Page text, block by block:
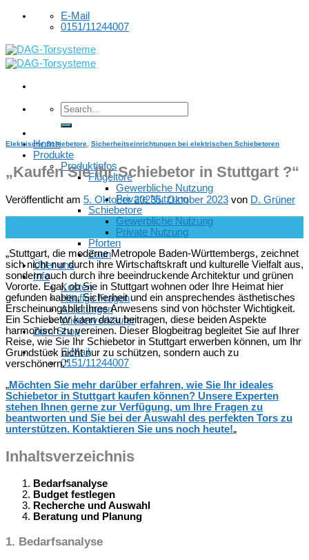
Skip
E-Mail
0151/11244007
Home
Produkte
Produktinfos
Flügeltore
Gewerbliche Nutzung
Private Nutzung
Schiebetore
Gewerbliche Nutzung
Private Nutzung
Pforten
Zaun
Über uns
Info
Kosten
Häufige Fragen
Anleitungen
Wiederverkäufer
Zum Shop
E-Mail
0151/11244007
Elektrische Schiebetore Sicherheitseinrichtungen bei elektrischen Schiebetoren
„Kaufen Sie Ihr Schiebetor in Stuttgart ?“
Veröffentlicht am 5. Oktober 20235. Oktober 2023 von D. Grüner
„Stuttgart, die moderne Metropole Baden-Württembergs, zeichnet
sich nicht nur durch ihre Wirtschaftskraft und kulturelle Vielfalt aus,
sondern auch durch ihre beeindruckende Architektur und grünen
Vororte. Egal, ob Sie in Stuttgart wohnen oder Ihre Heimat hier
gefunden haben, Sicherheit und ein ansprechendes ästhetisches
Erscheinungsbild Ihres Anwesens sind von höchster Wichtigkeit.
Ein Schiebetor kann dazu beitragen, diese beiden Aspekte
harmonisch zu vereinen. Dieser Blogbeitrag begleitet Sie auf Ihrer
Reise, wie Sie Ihr Schiebetor in Stuttgart erwerben können, um Ihr
Grundstück nicht nur zu schützen, sondern auch zu
verschönern.“
„Möchten Sie mehr darüber erfahren, wie Sie Ihr ideales
Schiebetor in Stuttgart kaufen können? Unsere Experten
stehen Ihnen gerne zur Verfügung, um Ihre Fragen zu
beantworten und Sie bei der Auswahl des perfekten Tors zu
unterstützen. Kontaktieren Sie uns noch heute!„
Inhaltsverzeichnis
Bedarfsanalyse
Budget festlegen
Recherche und Auswahl
Beratung und Planung
1. Bedarfsanalyse